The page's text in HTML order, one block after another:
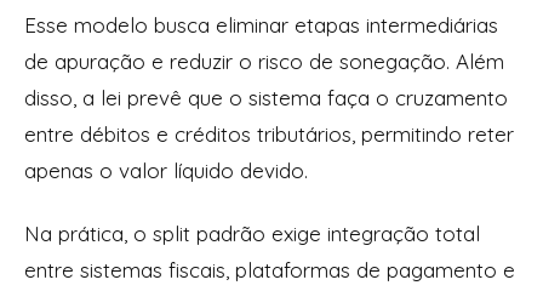
Esse modelo busca eliminar etapas intermediárias
de apuração e reduzir o risco de sonegação. Além
disso, a lei prevê que o sistema faça o cruzamento
entre débitos e créditos tributários, permitindo reter
apenas o valor líquido devido.
Na prática, o split padrão exige integração total
entre sistemas fiscais, plataformas de pagamento e